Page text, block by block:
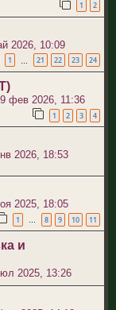
1 2
2026, 10:09
1 21 22 23 24
фев 2026, 11:36
1 2 3 4
2026, 18:53
2025, 18:05
1 … 8 9 10 11
и
2025, 13:26